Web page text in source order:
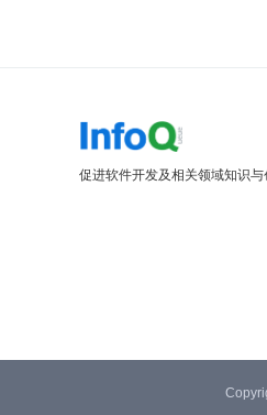
促进软件开发及相关领域知识